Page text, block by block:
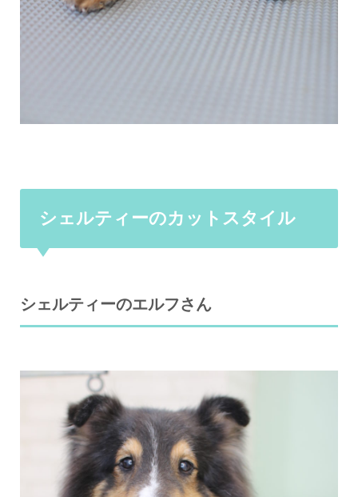
シェルティーのカットスタイル
シェルティーのエルフさん